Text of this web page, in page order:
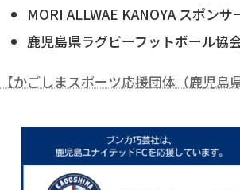
MORI ALLWAE KANOYA スポンサ
鹿児島県ラグビーフットボール協
【かごしまスポーツ応援団体（鹿児島